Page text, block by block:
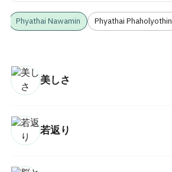
Phyathai Nawamin Phyathai Phaholyothin
美しさ
若返り